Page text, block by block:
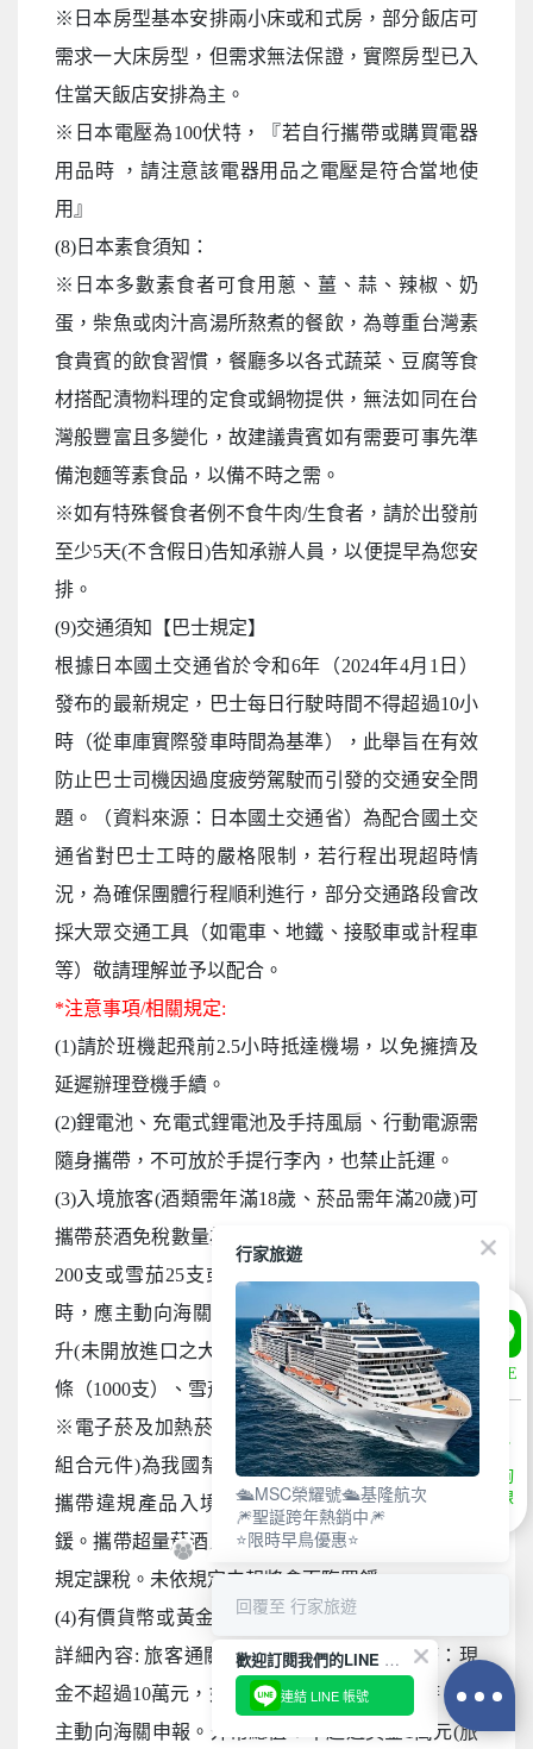
※日本房型基本安排兩小床或和式房，部分飯店可
需求一大床房型，但需求無法保證，實際房型已入
住當天飯店安排為主。
※日本電壓為100伏特，『若自行攜帶或購買電器
用品時 ，請注意該電器用品之電壓是符合當地使
用』
(8)日本素食須知：
※日本多數素食者可食用蔥、薑、蒜、辣椒、奶
蛋，柴魚或肉汁高湯所熬煮的餐飲，為尊重台灣素
食貴賓的飲食習慣，餐廳多以各式蔬菜、豆腐等食
材搭配漬物料理的定食或鍋物提供，無法如同在台
灣般豐富且多變化，故建議貴賓如有需要可事先準
備泡麵等素食品，以備不時之需。
※如有特殊餐食者例不食牛肉/生食者，請於出發前
至少5天(不含假日)告知承辦人員，以便提早為您安
排。
(9)交通須知【巴士規定】
根據日本國土交通省於令和6年（2024年4月1日）
發布的最新規定，巴士每日行駛時間不得超過10小
時（從車庫實際發車時間為基準），此舉旨在有效
防止巴士司機因過度疲勞駕駛而引發的交通安全問
題。（資料來源：日本國土交通省）為配合國土交
通省對巴士工時的嚴格限制，若行程出現超時情
況，為確保團體行程順利進行，部分交通路段會改
採大眾交通工具（如電車、地鐵、接駁車或計程車
等）敬請理解並予以配合。
*注意事項/相關規定:
(1)請於班機起飛前2.5小時抵達機場，以免擁擠及
延遲辦理登機手續。
(2)鋰電池、充電式鋰電池及手持風扇、行動電源需
隨身攜帶，不可放於手提行李內，也禁止託運。
(3)入境旅客(酒類需年滿18歲、菸品需年滿20歲)可
攜帶菸酒免稅數量為酒類1.5公升(不限瓶數)，捲菸
200支或雪茄25支或菸絲1磅，攜帶超逾免稅數量
時，應主動向海關申報完稅放行，申報上限酒5公
升(未開放進口之大陸地區酒類限量1公升)，捲菸4
條（1000支）、雪茄125支或菸絲5磅以內。
※電子菸及加熱菸(含機器本體、菸彈、霧化器等
組合元件)為我國禁止輸入品項，請勿攜帶。旅客
攜帶違規產品入境，最高可處新臺幣500萬元罰
鍰。攜帶超量菸酒入境，應主動向海關申報，並依
規定課稅。未依規定申報將會面臨罰鍰。
(4)有價貨幣或黃金規定(財政部關務署臺北關查閱
詳細內容: 旅客通關/常見攜帶物品規定) 台幣：現
金不超過10萬元，如所帶之新臺幣超過限額時，應
主動向海關申報。外幣總值：不超過美金1萬元(旅
LINE
諮詢
專線
行家旅遊
🛳️MSC榮耀號🛳️基隆航次
🎆聖誕跨年熱銷中🎆
⭐限時早鳥優惠⭐
回覆至 行家旅遊
歡迎訂閱我們的LINE 官方帳號
連結 LINE 帳號